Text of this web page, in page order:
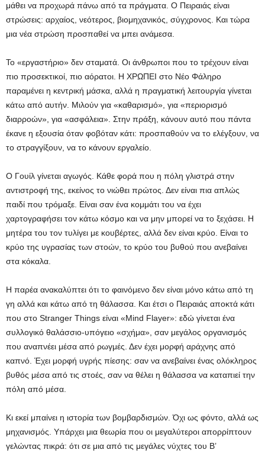
μάθει να προχωρά πάνω από τα πράγματα. Ο Πειραιάς είναι
στρώσεις: αρχαίος, νεότερος, βιομηχανικός, σύγχρονος. Και τώρα
μια νέα στρώση προσπαθεί να μπει ανάμεσα.
Το «εργαστήριο» δεν σταματά. Οι άνθρωποι που το τρέχουν είναι
πιο προσεκτικοί, πιο αόρατοι. Η ΧΡΩΠΕΙ στο Νέο Φάληρο
παραμένει η κεντρική μάσκα, αλλά η πραγματική λειτουργία γίνεται
κάτω από αυτήν. Μιλούν για «καθαρισμό», για «περιορισμό
διαρροών», για «ασφάλεια». Στην πράξη, κάνουν αυτό που πάντα
έκανε η εξουσία όταν φοβόταν κάτι: προσπαθούν να το ελέγξουν, να
το στραγγίξουν, να το κάνουν εργαλείο.
Ο Γουίλ γίνεται αγωγός. Κάθε φορά που η πόλη γλιστρά στην
αντιστροφή της, εκείνος το νιώθει πρώτος. Δεν είναι πια απλώς
παιδί που τρόμαξε. Είναι σαν ένα κομμάτι του να έχει
χαρτογραφήσει τον κάτω κόσμο και να μην μπορεί να το ξεχάσει. Η
μητέρα του τον τυλίγει με κουβέρτες, αλλά δεν είναι κρύο. Είναι το
κρύο της υγρασίας των στοών, το κρύο του βυθού που ανεβαίνει
στα κόκαλα.
Η παρέα ανακαλύπτει ότι το φαινόμενο δεν είναι μόνο κάτω από τη
γη αλλά και κάτω από τη θάλασσα. Και έτσι ο Πειραιάς αποκτά κάτι
που στο Stranger Things είναι «Mind Flayer»: εδώ γίνεται ένα
συλλογικό θαλάσσιο-υπόγειο «σχήμα», σαν μεγάλος οργανισμός
που αναπνέει μέσα από ρωγμές. Δεν έχει μορφή αράχνης από
καπνό. Έχει μορφή υγρής πίεσης: σαν να ανεβαίνει ένας ολόκληρος
βυθός μέσα από τις στοές, σαν να θέλει η θάλασσα να καταπιεί την
πόλη από μέσα.
Κι εκεί μπαίνει η ιστορία των βομβαρδισμών. Όχι ως φόντο, αλλά ως
μηχανισμός. Υπάρχει μια θεωρία που οι μεγαλύτεροι απορρίπτουν
γελώντας πικρά: ότι σε μια από τις μεγάλες νύχτες του Β’